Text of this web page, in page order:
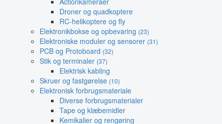
Droner og quadkoptere
RC-helikoptere og fly
Elektronikbokse og opbevaring (23)
Elektroniske moduler og sensorer (31)
PCB og Protoboard (32)
Stik og terminaler (37)
Elektrisk kabling
Skruer og fastgørelse (10)
Elektronisk forbrugsmateriale
Diverse forbrugsmaterialer
Tape og klæbemidler
Kemikalier og rengøring